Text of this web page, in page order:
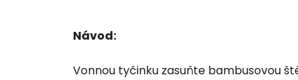
Návod:
Vonnou tyčinku zasuňte bambusovou